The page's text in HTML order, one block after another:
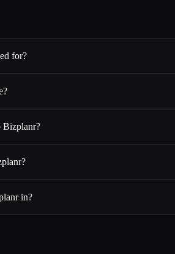
for?
Bizplanr?
in?